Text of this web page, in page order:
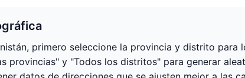
primero seleccione la provincia y distrito para
provincias" y "Todos los distritos" para generar